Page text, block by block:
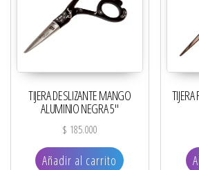
TIJERA DESLIZANTE MANGO
ALUMINIO NEGRA 5″
$ 185.000
Añadir al carrito